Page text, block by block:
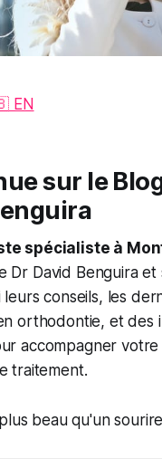
EN
sur le
spécialiste à
Dr David Benguira et
conseils, les
orthodontie, et des
accompagner
traitement.
beau qu'un